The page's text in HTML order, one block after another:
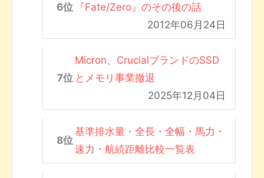
『Fate/Zero』のその後の話
2012年06月24日
Micron、CrucialブランドのSSD
とメモリ事業撤退
2025年12月04日
基準排水量・全長・全幅・馬力・
速力・航続距離比較一覧表